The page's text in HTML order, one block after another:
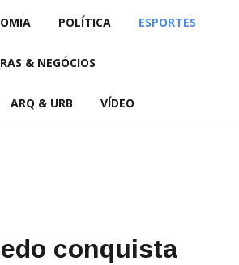
POLÍTICA ESPORTES
& NEGÓCIOS
ARQ & URB VÍDEO
conquista